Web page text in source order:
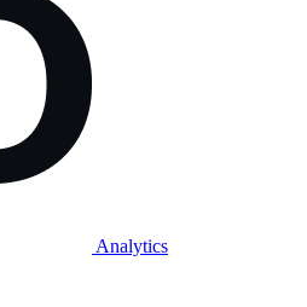
Analytics